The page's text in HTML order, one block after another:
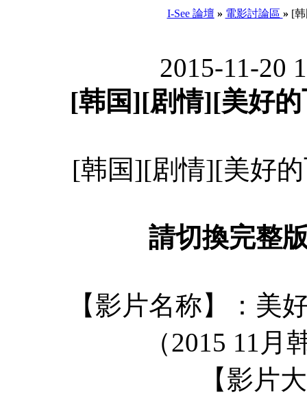
I-See 論壇 » 電影討論區 » [
2015-11-20
[韩国][剧情][美好
[韩国][剧情][美好
請切換完整
【影片名称】：美
（2015 11
【影片